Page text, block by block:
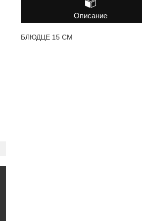
Описание
БЛЮДЦЕ 15 СМ